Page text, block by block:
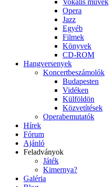
Opera
Jazz
Egyéb
Filmek
Könyvek
CD-ROM
Hangversenyek
Koncertbeszámolók
Budapesten
Vidéken
Külföldön
Közvetítések
Operabemutatók
Hírek
Fórum
Ajánló
Feladványok
Játék
Kimernya?
Galéria